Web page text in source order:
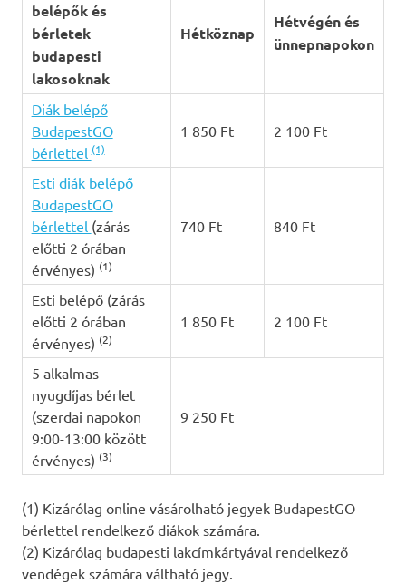
belépők és
bérletek
budapesti
lakosoknak
Hétköznap
Hétvégén és
ünnepnapokon
Diák belépő
BudapestGO
bérlettel(1)
1 850 Ft 2 100 Ft
Esti diák belépő
BudapestGO
bérlettel (zárás
előtti 2 órában
érvényes) (1)
740 Ft 840 Ft
Esti belépő (zárás
előtti 2 órában
érvényes) (2)
1 850 Ft 2 100 Ft
5 alkalmas
nyugdíjas bérlet
(szerdai napokon
9:00-13:00 között
érvényes) (3)
9 250 Ft
(1) Kizárólag online vásárolható jegyek BudapestGO
bérlettel rendelkező diákok számára.
(2) Kizárólag budapesti lakcímkártyával rendelkező
vendégek számára váltható jegy.